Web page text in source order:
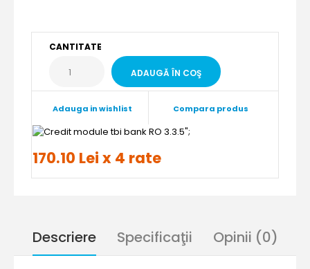
CANTITATE
Adauga in wishlist Compara produs
";
170.10 Lei x 4 rate
Descriere Specificaţii Opinii (0)